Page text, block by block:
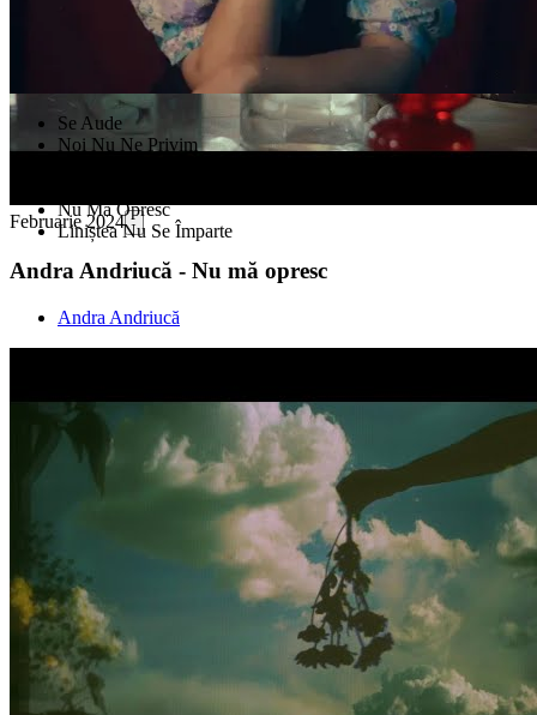
Se Aude
Noi Nu Ne Privim
Nu Mă Opresc
Liniștea Nu Se Împarte
Februarie 2024
Andra Andriucă - Nu mă opresc
Andra Andriucă